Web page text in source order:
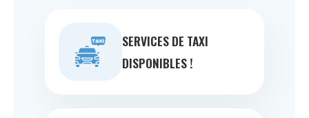
SERVICES DE TAXI
DISPONIBLES !